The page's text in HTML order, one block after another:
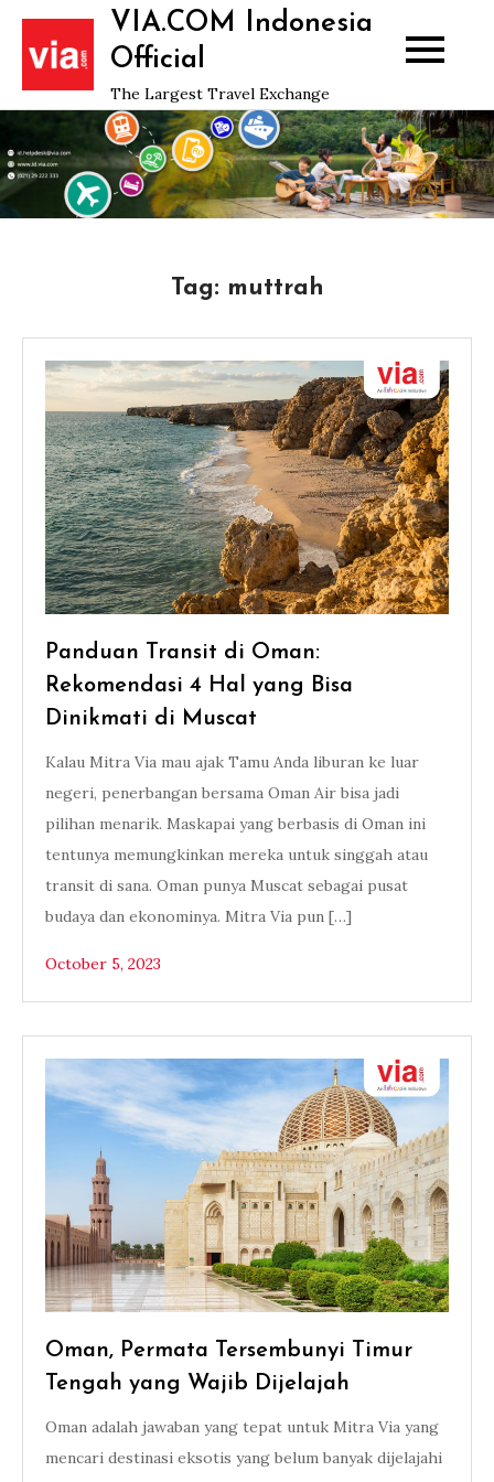
Skip
content
VIA.COM Indonesia
Official
The Largest Travel Exchange
Tag: muttrah
Panduan Transit di Oman:
Rekomendasi 4 Hal yang Bisa
Dinikmati di Muscat
Kalau Mitra Via mau ajak Tamu Anda liburan ke luar
negeri, penerbangan bersama Oman Air bisa jadi
pilihan menarik. Maskapai yang berbasis di Oman ini
tentunya memungkinkan mereka untuk singgah atau
transit di sana. Oman punya Muscat sebagai pusat
budaya dan ekonominya. Mitra Via pun […]
October 5, 2023
Oman, Permata Tersembunyi Timur
Tengah yang Wajib Dijelajah
Oman adalah jawaban yang tepat untuk Mitra Via yang
mencari destinasi eksotis yang belum banyak dijelajahi